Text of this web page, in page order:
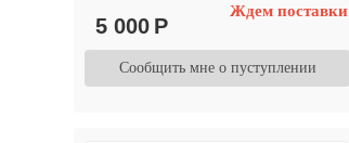
5 000 Р
Ждем поставки
Сообщить мне о пуступлении